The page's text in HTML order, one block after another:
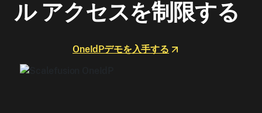
ル アクセスを制限する
OneIdPデモを入手する